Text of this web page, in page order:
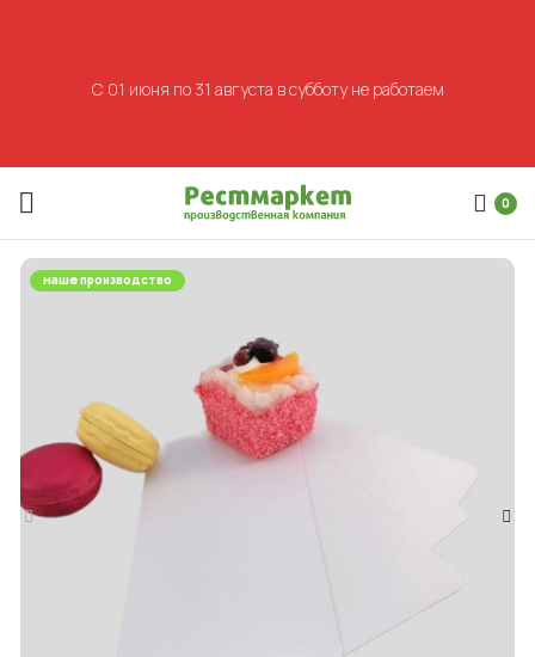
0
наше производство
С 01 июня по 31 августа в субботу не работаем